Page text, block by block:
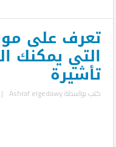
تعرف على
التي يمكنك
تأشيرة
كتب بواسطةAshraf elgedawy
|